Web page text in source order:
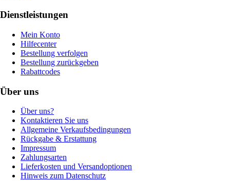
Dienstleistungen
Mein Konto
Hilfecenter
Bestellung verfolgen
Bestellung zurückgeben
Rabattcodes
Über uns
Über uns?
Kontaktieren Sie uns
Allgemeine Verkaufsbedingungen
Rückgabe & Erstattung
Impressum
Zahlungsarten
Lieferkosten und Versandoptionen
Hinweis zum Datenschutz